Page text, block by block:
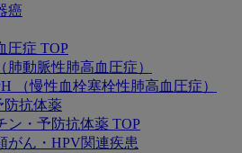
癌
圧症 TOP
肺動脈性肺高血圧症）
（慢性血栓塞栓性肺高血圧症）
防抗体薬
ン・予防抗体薬 TOP
がん・HPV関連疾患